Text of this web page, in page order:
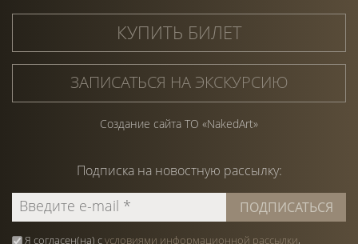
КУПИТЬ БИЛЕТ
ЗАПИСАТЬСЯ НА ЭКСКУРСИЮ
Создание сайта ТО «NakedArt»
Подписка на новостную рассылку:
Я согласен(на) сусловиями информационной рассылки,